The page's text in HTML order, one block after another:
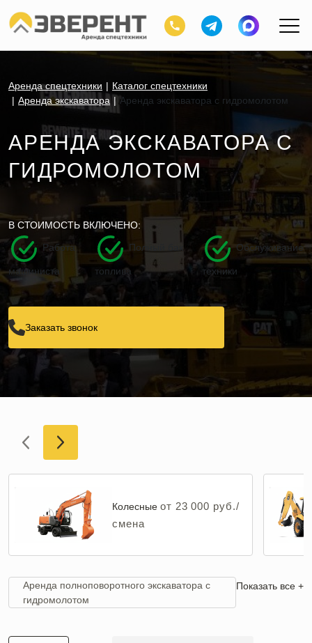
Аренда спецтехники
Каталог спецтехники
Аренда экскаватора
Аренда экскаватора с гидромолотом
АРЕНДА ЭКСКАВАТОРА С
ГИДРОМОЛОТОМ
В СТОИМОСТЬ ВКЛЮЧЕНО:
Работа
машиниста
Полный бак
топлива
Обслуживание
техники
Заказать звонок
Колесные от 23 000 руб./
смена
Аренда полноповоротного экскаватора с
гидромолотом
Показать все +